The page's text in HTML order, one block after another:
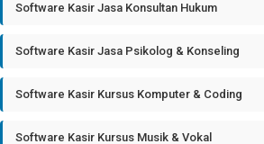
Software Kasir Jasa Konsultan Hukum
Software Kasir Jasa Psikolog & Konseling
Software Kasir Kursus Komputer & Coding
Software Kasir Kursus Musik & Vokal